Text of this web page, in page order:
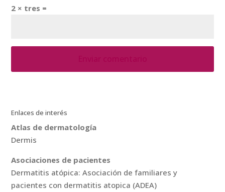
2 × tres =
Enlaces de interés
Atlas de dermatología
Dermis
Asociaciones de pacientes
Dermatitis atópica: Asociación de familiares y
pacientes con dermatitis atopica (ADEA)